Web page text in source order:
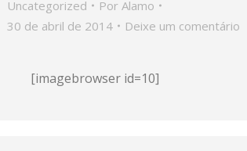
Uncategorized Por Alamo
30 de abril de 2014
Deixe um comentário
[imagebrowser id=10]